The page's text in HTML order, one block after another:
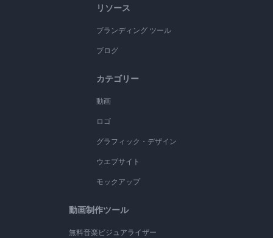
リソース
ブランディング ツール
ブログ
カテゴリー
動画
ロゴ
グラフィック・デザイン
ウエブサイト
モックアップ
動画制作ツール
無料音楽ビジュアライザー